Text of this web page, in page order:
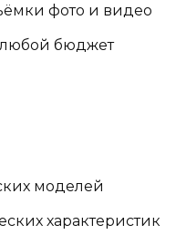
фото и видео
бюджет
моделей
характеристик